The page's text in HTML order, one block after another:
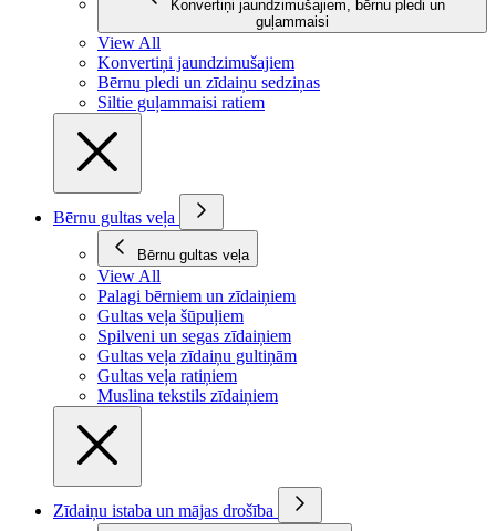
Konvertiņi jaundzimušajiem, bērnu pledi un
guļammaisi
View All
Konvertiņi jaundzimušajiem
Bērnu pledi un zīdaiņu sedziņas
Siltie guļammaisi ratiem
Bērnu gultas veļa
Bērnu gultas veļa
View All
Palagi bērniem un zīdaiņiem
Gultas veļa šūpuļiem
Spilveni un segas zīdaiņiem
Gultas veļa zīdaiņu gultiņām
Gultas veļa ratiņiem
Muslina tekstils zīdaiņiem
Zīdaiņu istaba un mājas drošība